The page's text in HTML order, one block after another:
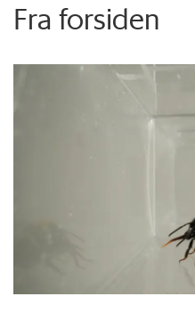
Fra forsiden